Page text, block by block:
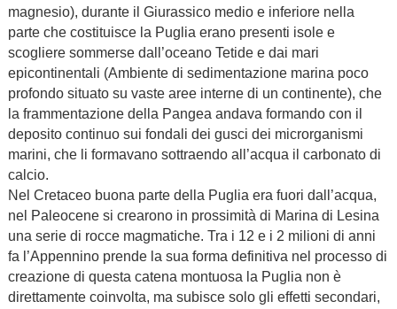
magnesio), durante il Giurassico medio e inferiore nella
parte che costituisce la Puglia erano presenti isole e
scogliere sommerse dall’oceano Tetide e dai mari
epicontinentali (Ambiente di sedimentazione marina poco
profondo situato su vaste aree interne di un continente), che
la frammentazione della Pangea andava formando con il
deposito continuo sui fondali dei gusci dei microrganismi
marini, che li formavano sottraendo all’acqua il carbonato di
calcio.
Nel Cretaceo buona parte della Puglia era fuori dall’acqua,
nel Paleocene si crearono in prossimità di Marina di Lesina
una serie di rocce magmatiche. Tra i 12 e i 2 milioni di anni
fa l’Appennino prende la sua forma definitiva nel processo di
creazione di questa catena montuosa la Puglia non è
direttamente coinvolta, ma subisce solo gli effetti secondari,